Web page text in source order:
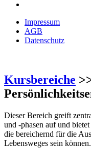
Impressum
AGB
Datenschutz
Kursbereiche
Dieser Bereich greift
und -phasen auf und
die bereichernd für die
Lebensweges sein können.